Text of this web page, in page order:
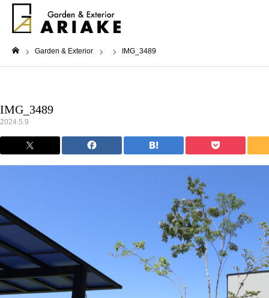
Garden & Exterior IMG_3489
IMG_3489
2024.5.9